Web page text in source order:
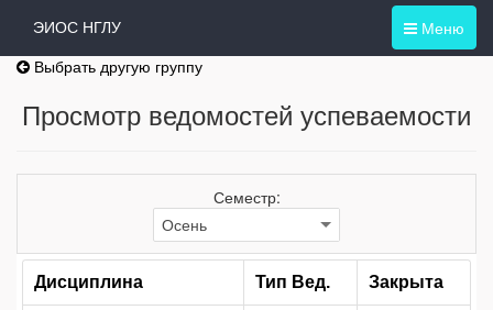
Меню
ЭИОС НГЛУ
Выбрать другую группу
Просмотр ведомостей успеваемости
Семестр:
Дисциплина Тип Вед. Закрыта